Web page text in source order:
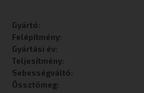
Gyártó:
Felépítmény:
Gyártási év:
Teljesítmény:
Sebességváltó:
Össztömeg: